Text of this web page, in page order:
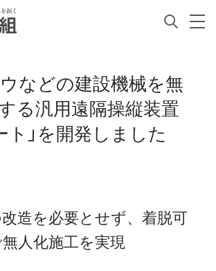
などの建設機械を無
る汎用遠隔操縦装置
ト」を開発しました
造を必要とせず、着脱可
人化施工を実現